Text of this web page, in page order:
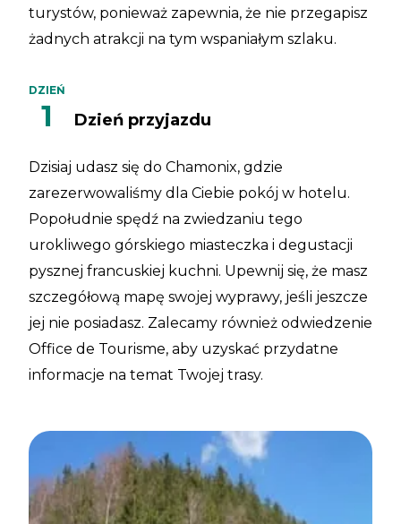
turystów, ponieważ zapewnia, że nie przegapisz
żadnych atrakcji na tym wspaniałym szlaku.
DZIEŃ
1 Dzień przyjazdu
Dzisiaj udasz się do Chamonix, gdzie
zarezerwowaliśmy dla Ciebie pokój w hotelu.
Popołudnie spędź na zwiedzaniu tego
urokliwego górskiego miasteczka i degustacji
pysznej francuskiej kuchni. Upewnij się, że masz
szczegółową mapę swojej wyprawy, jeśli jeszcze
jej nie posiadasz. Zalecamy również odwiedzenie
Office de Tourisme, aby uzyskać przydatne
informacje na temat Twojej trasy.